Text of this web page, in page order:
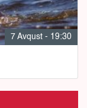
7 Avqust - 19:30